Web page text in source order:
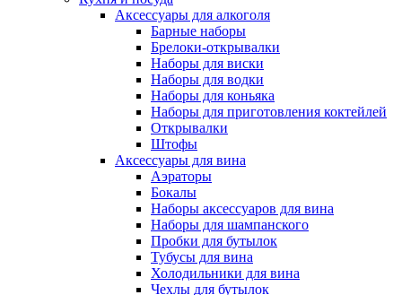
Аксессуары для алкоголя
Барные наборы
Брелоки-открывалки
Наборы для виски
Наборы для водки
Наборы для коньяка
Наборы для приготовления коктейлей
Открывалки
Штофы
Аксессуары для вина
Аэраторы
Бокалы
Наборы аксессуаров для вина
Наборы для шампанского
Пробки для бутылок
Тубусы для вина
Холодильники для вина
Чехлы для бутылок